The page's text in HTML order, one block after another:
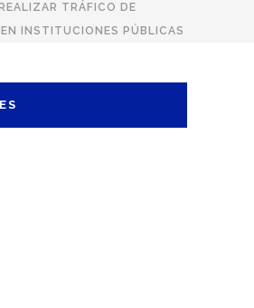
TRÁFICO DE
EN INSTITUCIONES PÚBLICAS